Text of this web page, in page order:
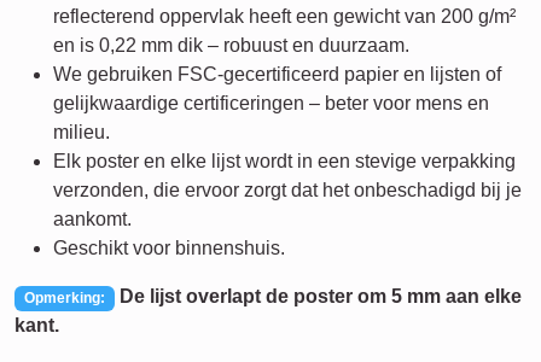
reflecterend oppervlak heeft een gewicht van 200 g/m²
en is 0,22 mm dik – robuust en duurzaam.
We gebruiken FSC-gecertificeerd papier en lijsten of
gelijkwaardige certificeringen – beter voor mens en
milieu.
Elk poster en elke lijst wordt in een stevige verpakking
verzonden, die ervoor zorgt dat het onbeschadigd bij je
aankomt.
Geschikt voor binnenshuis.
Opmerking:
De lijst overlapt de poster om 5 mm aan elke
kant.